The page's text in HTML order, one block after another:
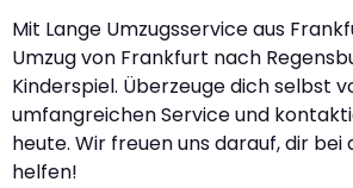
Mit Lange Umzugsservice aus
Umzug von Frankfurt nach
Kinderspiel. Überzeuge dich selbst
umfangreichen Service und
heute. Wir freuen uns darauf, dir bei
helfen!